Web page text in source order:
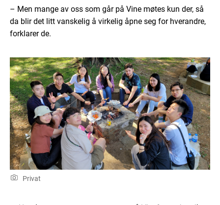
– Men mange av oss som går på Vine møtes kun der, så
da blir det litt vanskelig å virkelig åpne seg for hverandre,
forklarer de.
Privat